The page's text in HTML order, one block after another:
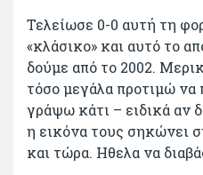
Τελείωσε 0-0 αυτή τη
«κλάσικο» και αυτό το
δούμε από το 2002.
τόσο μεγάλα προτιμώ να
γράψω κάτι – ειδικά αν
η εικόνα τους σηκώνει
και τώρα. Ηθελα να